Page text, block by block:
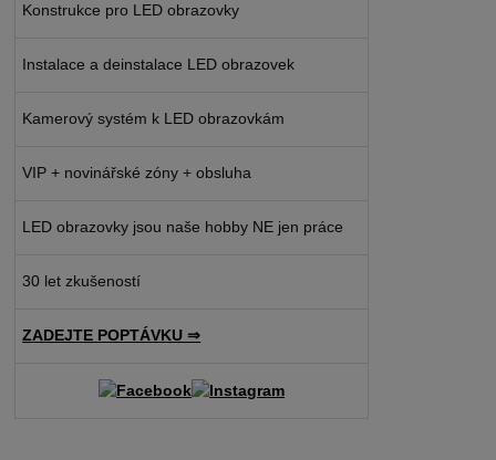
Konstrukce pro LED obrazovky
Instalace a deinstalace LED obrazovek
Kamerový systém k LED obrazovkám
VIP + novinářské zóny + obsluha
LED obrazovky jsou naše hobby NE jen práce
30 let zkušeností
ZADEJTE POPTÁVKU ⇒